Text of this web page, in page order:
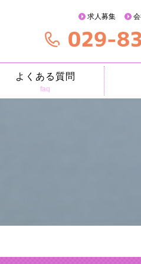
求人募集
よくある質問
faq